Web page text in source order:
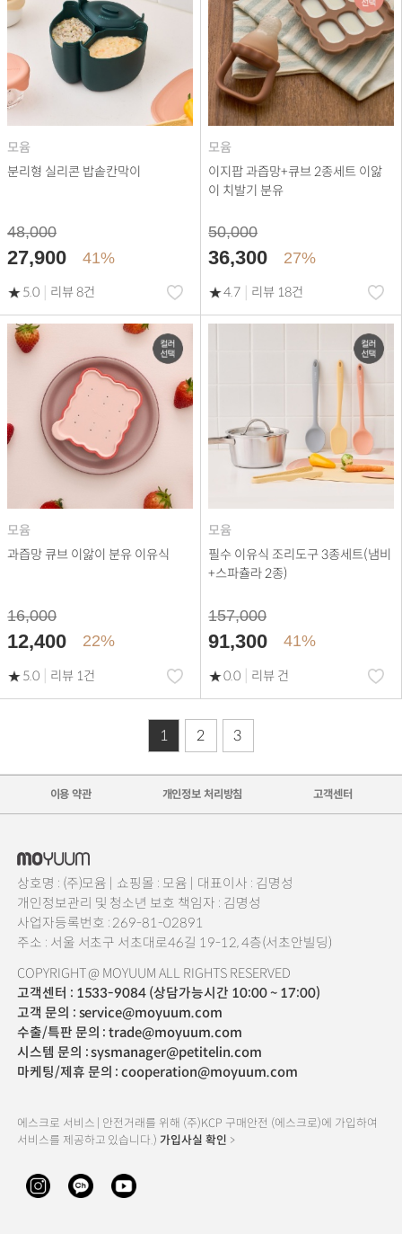
모윰
분리형 실리콘 밥솥칸막이
48,000
27,900 41%
5.0 리뷰 8건
모윰
이지팝 과즙망+큐브 2종세트 이앓
이 치발기 분유
50,000
36,300 27%
4.7 리뷰 18건
모윰
과즙망 큐브 이앓이 분유 이유식
16,000
12,400 22%
5.0 리뷰 1건
모윰
필수 이유식 조리도구 3종세트(냄비
+스파츌라 2종)
157,000
91,300 41%
0.0 리뷰 건
1 2 3
이용 약관 개인정보 처리방침 고객센터
상호명 : (주)모윰 | 쇼핑몰 : 모윰 |
대표이사 : 김명성
개인정보관리 및 청소년 보호 책임자 : 김명성
사업자등록번호 : 269-81-02891
주소 : 서울 서초구 서초대로46길 19-12, 4층(서초안빌딩)
COPYRIGHT @ MOYUUM ALL RIGHTS RESERVED
고객센터 : 1533-9084 (상담가능시간 10:00 ~ 17:00)
고객 문의 : service@moyuum.com
수출/특판 문의 : trade@moyuum.com
시스템 문의 : sysmanager@petitelin.com
마케팅/제휴 문의 : cooperation@moyuum.com
에스크로 서비스 | 안전거래를 위해 (주)KCP 구매안전 (에스크로)에 가입하여
서비스를 제공하고 있습니다.) 가입사실 확인 >